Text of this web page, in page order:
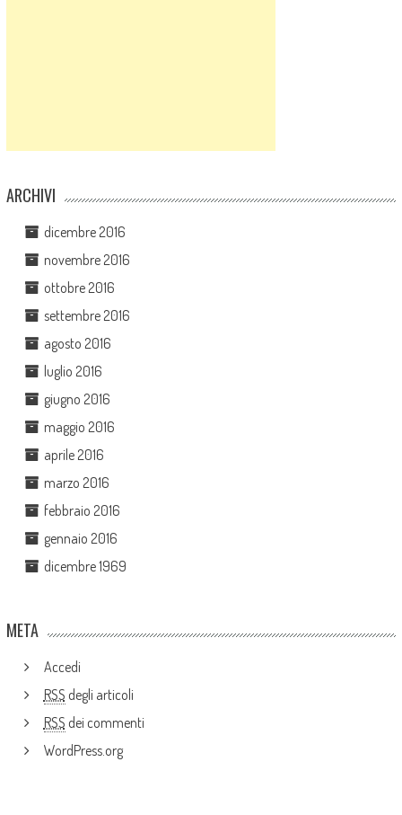
ARCHIVI
dicembre 2016
novembre 2016
ottobre 2016
settembre 2016
agosto 2016
luglio 2016
giugno 2016
maggio 2016
aprile 2016
marzo 2016
febbraio 2016
gennaio 2016
dicembre 1969
META
Accedi
RSS degli articoli
RSS dei commenti
WordPress.org